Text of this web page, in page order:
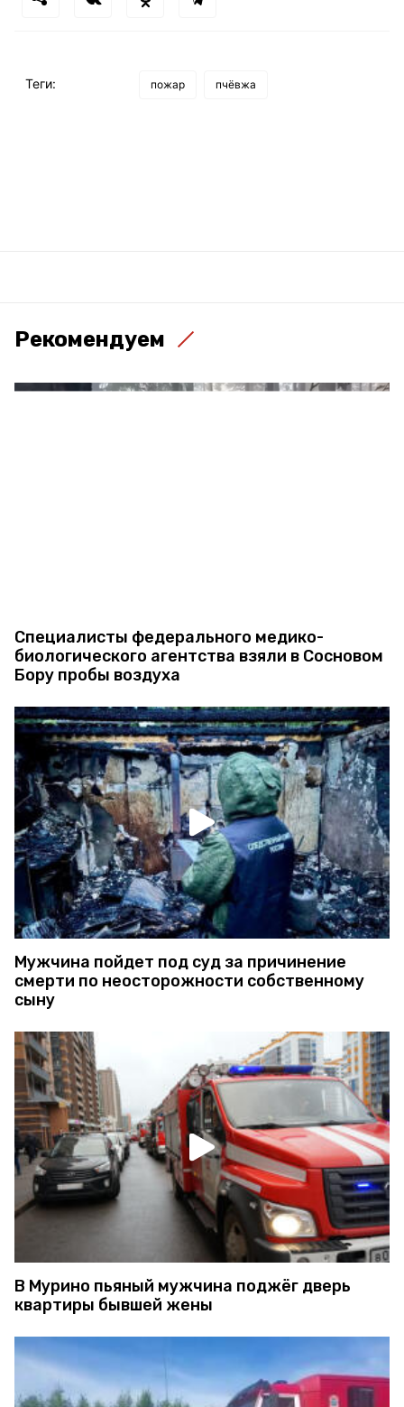
Теги: пожар пчёвжа
Рекомендуем
Специалисты федерального медико-
биологического агентства взяли в Сосновом
Бору пробы воздуха
Мужчина пойдет под суд за причинение
смерти по неосторожности собственному
сыну
В Мурино пьяный мужчина поджёг дверь
квартиры бывшей жены